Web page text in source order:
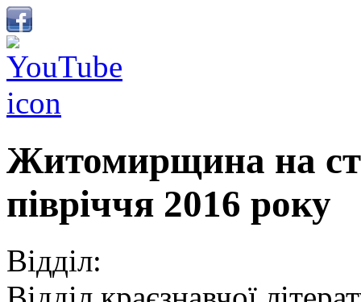
Житомирщина на
півріччя 2016 року
Відділ: